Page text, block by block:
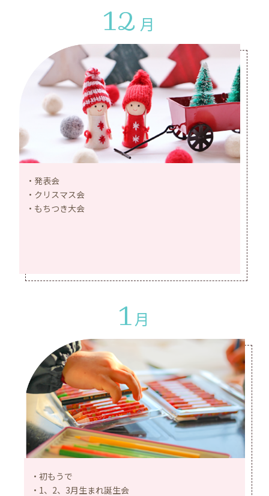
12 月
発表会
クリスマス会
もちつき大会
1月
初もうで
1、2、3月生まれ誕生会